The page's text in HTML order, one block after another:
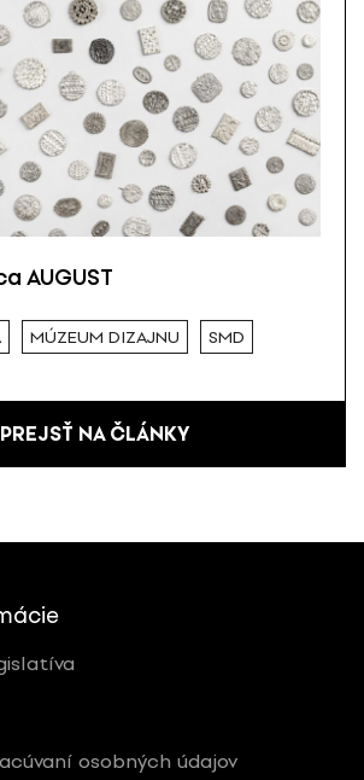
AUGUST
MÚZEUM DIZAJNU SMD
PREJSŤ NA ČLÁNKY
osobných údajov